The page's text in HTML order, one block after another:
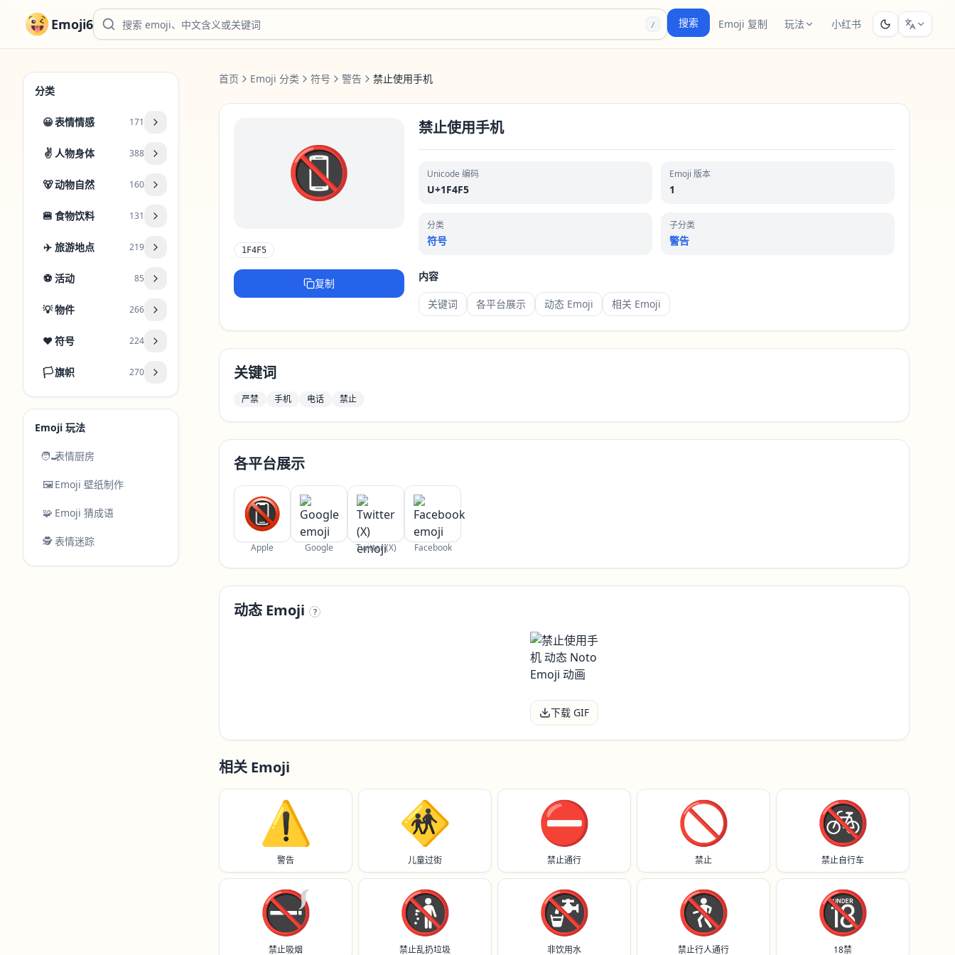
Emoji6 / 搜索 Emoji 复制 玩法 小红书
分类
😀表情情感 171
✌️ 人物身体 388
🐻动物自然 160
🍔 食物饮料 131
✈️ 旅游地点 219
⚽ 活动 85
💡物件 266
❤️符号 224
🏳️旗帜 270
Emoji 玩法
🧑‍🍳表情厨房
🖼️Emoji 壁纸制作
🧩 Emoji 猜成语
🕵️ 表情迷踪
首页 Emoji 分类 符号 警告 禁止使用手机
📵
1F4F5
复制
禁止使用手机
Unicode 编码
U+1F4F5
Emoji 版本
1
分类
符号
子分类
警告
内容
关键词 各平台展示 动态 Emoji 相关 Emoji
关键词
严禁 手机 电话 禁止
各平台展示
Apple Google Twitter (X) Facebook
动态 Emoji ?
下载 GIF
相关 Emoji
⚠️
警告
🚸
儿童过街
⛔️
禁止通行
🚫
禁止
🚳
禁止自行车
🚭️
禁止吸烟
🚯
禁止乱扔垃圾
🚱
非饮用水
🚷
禁止行人通行
🔞
18禁